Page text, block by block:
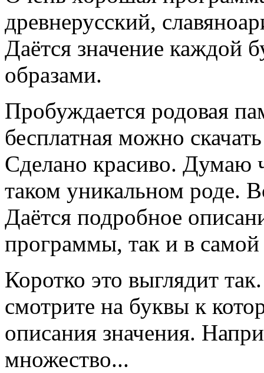
древнерусский,
Даётся значение каждой
образами.
Пробуждается родовая
бесплатная можно
Сделано красиво. Думаю
таком уникальном роде.
Даётся подробное
программы, так и в
Коротко это выглядит
смотрите на буквы к
описания значения.
множество...